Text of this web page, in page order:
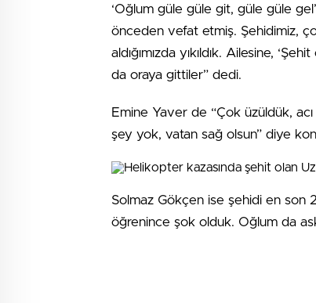
‘Oğlum güle güle git, güle güle
önceden vefat etmiş. Şehidimiz,
aldığımızda yıkıldık. Ailesine,
da oraya gittiler” dedi.
Emine Yaver de “Çok üzüldük,
şey yok, vatan sağ olsun” diye
Solmaz Gökçen ise şehidi en son
öğrenince şok olduk. Oğlum da